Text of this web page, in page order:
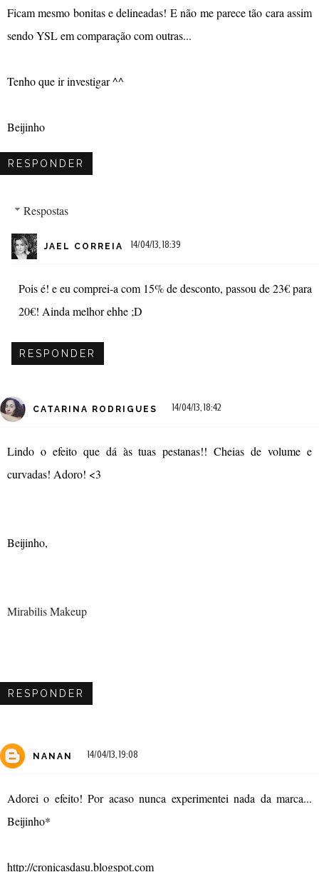
Ficam mesmo bonitas e delineadas! E não me parece tão cara assim
sendo YSL em comparação com outras...
Tenho que ir investigar ^^
Beijinho
RESPONDER
Respostas
JAEL CORREIA 14/04/13, 18:39
Pois é! e eu comprei-a com 15% de desconto, passou de 23€ para
20€! Ainda melhor ehhe ;D
RESPONDER
CATARINA RODRIGUES 14/04/13, 18:42
Lindo o efeito que dá às tuas pestanas!! Cheias de volume e
curvadas! Adoro! <3
Beijinho,
Mirabilis Makeup
RESPONDER
NANAN 14/04/13, 19:08
Adorei o efeito! Por acaso nunca experimentei nada da marca...
Beijinho*
http://cronicasdasu.blogspot.com